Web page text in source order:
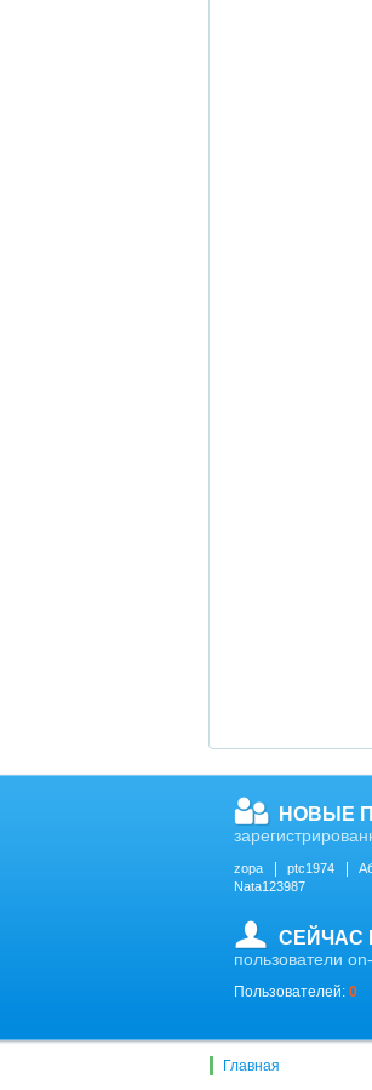
НОВЫЕ
zopa ptc1974
Nata123987
СЕЙЧАС
пользователи
Пользователей: 0
Главная